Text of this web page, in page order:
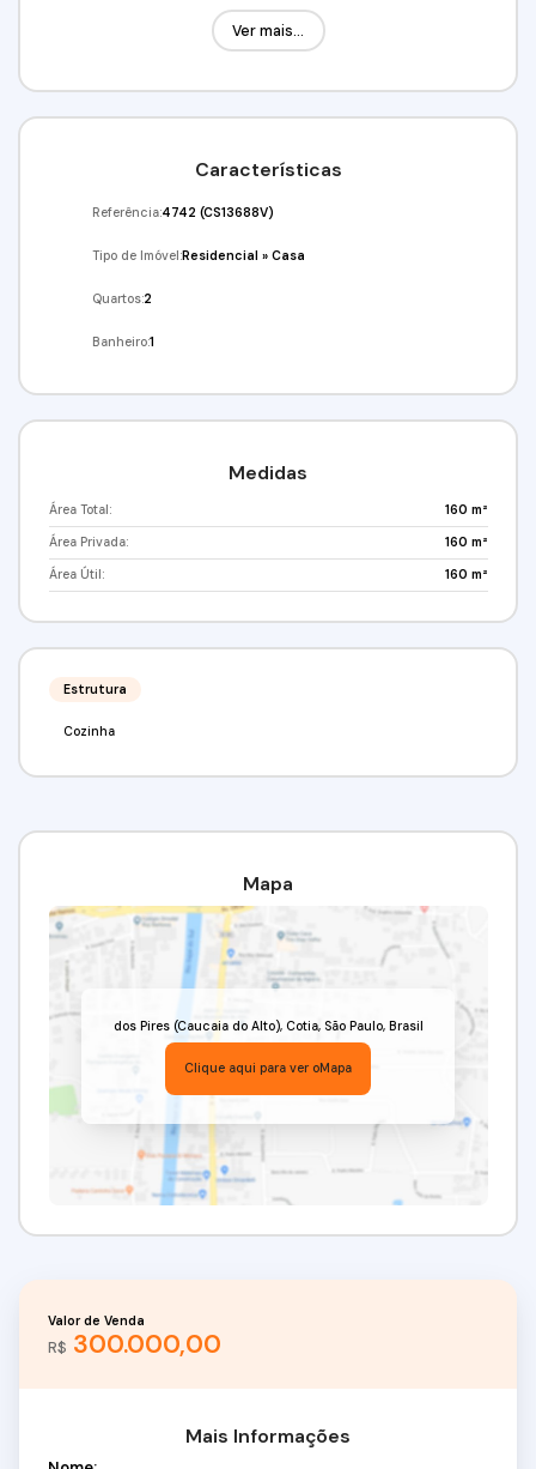
quartos bem distribuídos, sala aconchegante, cozinha
funcional, banheiro e área de serviço, oferecendo
cozinha e banheiro, sendo uma excelente opção para
uso independente. É perfeita para receber visitas,
adicional com aluguel, agregando ainda mais valor ao
proprietário aceita proposta no valor de R$ 150.000 e
pagamento, demonstrando flexibilidade na
de compra e venda, não sendo possível
financiamento.Venha conferir!!! Agende já a sua visita!
Negócios.CRECI: 34.726-J
Ver mais...
Características
Referência:4742 (CS13688V)
Tipo de Imóvel:Residencial »Casa
Quartos:2
Banheiro:1
Medidas
Área Total: 160 m²
Área Privada: 160 m²
Área Útil: 160 m²
Estrutura
Cozinha
Mapa
dos Pires (Caucaia do Alto), Cotia, São Paulo, Brasil
Clique aqui para ver oMapa
R$ 300.000,00
Valor de Venda
Mais Informações